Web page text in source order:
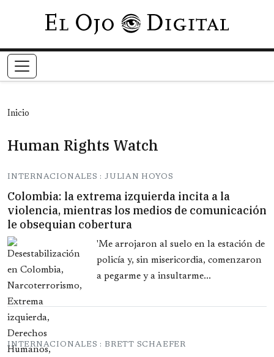
Pasar al contenido principal
Inicio
Human Rights Watch
INTERNACIONALES : JULIAN HOYOS
Colombia: la extrema izquierda incita a la
violencia, mientras los medios de comunicación
le obsequian cobertura
'Me arrojaron al suelo en la estación de
policía y, sin misericordia, comenzaron
a pegarme y a insultarme...
INTERNACIONALES : BRETT SCHAEFER